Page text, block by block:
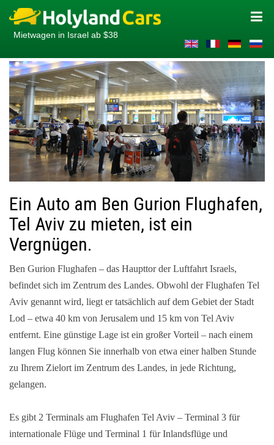
Mietwagen in Israel ab $38
Ein Auto am Ben Gurion Flughafen,
Tel Aviv zu mieten, ist ein
Vergnügen.
Ben Gurion Flughafen – das Haupttor der Luftfahrt Israels,
befindet sich im Zentrum des Landes. Obwohl der Flughafen Tel
Aviv genannt wird, liegt er tatsächlich auf dem Gebiet der Stadt
Lod – etwa 40 km von Jerusalem und 15 km von Tel Aviv
entfernt. Eine günstige Lage ist ein großer Vorteil – nach einem
langen Flug können Sie innerhalb von etwa einer halben Stunde
zu Ihrem Zielort im Zentrum des Landes, in jede Richtung,
gelangen.
Es gibt 2 Terminals am Flughafen Tel Aviv – Terminal 3 für
internationale Flüge und Terminal 1 für Inlandsflüge und